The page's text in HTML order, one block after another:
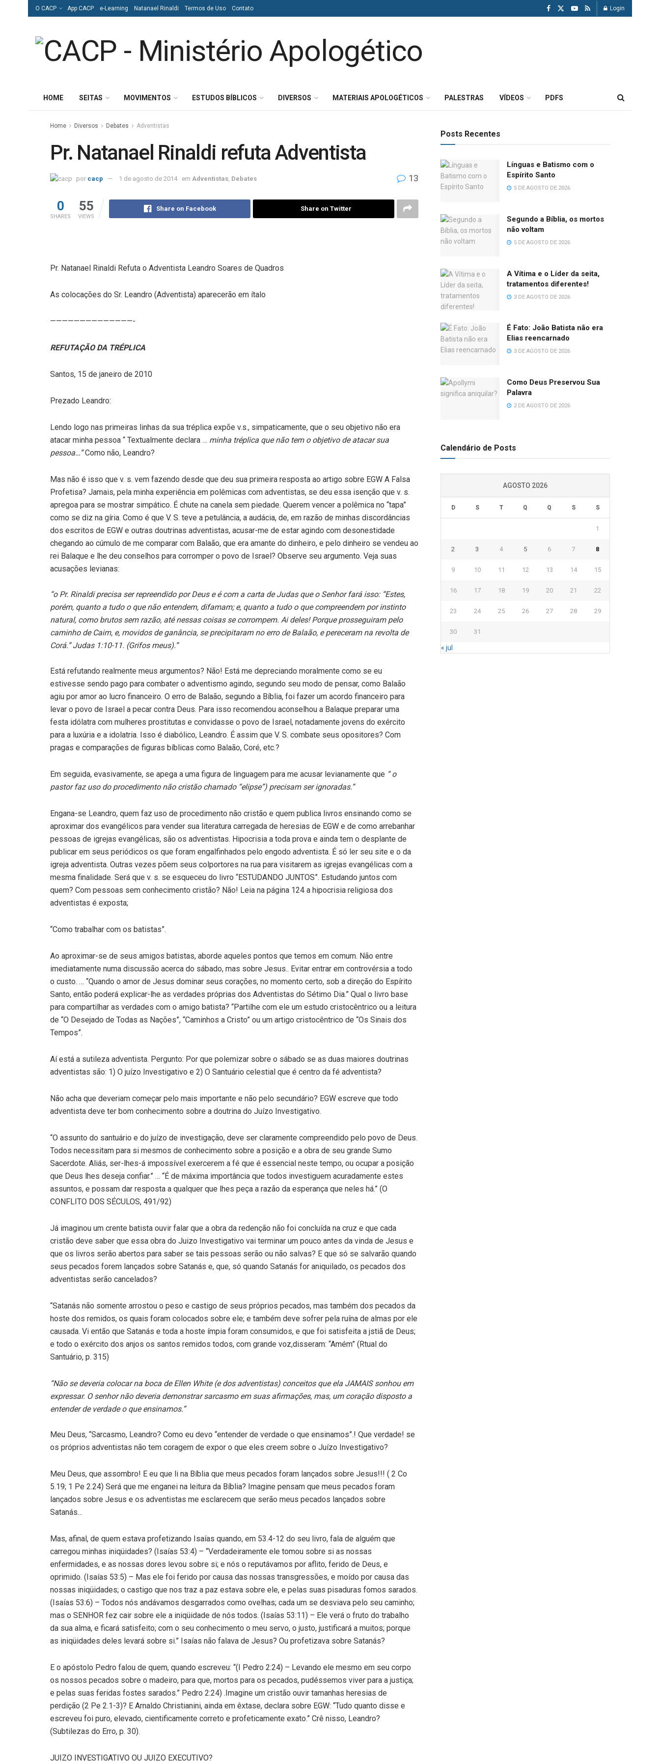
O CACP App CACP e-Learning Natanael Rinaldi Termos de Uso Contato Login
HOME SEITAS MOVIMENTOS ESTUDOS BÍBLICOS DIVERSOS MATERIAIS APOLOGÉTICOS PALESTRAS VÍDEOS PDFS
Home Diversos Debates Adventistas
Pr. Natanael Rinaldi refuta Adventista
por cacp 1 de agosto de 2014 em Adventistas Debates 13
0
SHARES
55
VIEWS
Share on Facebook Share on Twitter
Pr. Natanael Rinaldi Refuta o Adventista Leandro Soares de Quadros
As colocações do Sr. Leandro (Adventista) aparecerão em ítalo
——————————————-
REFUTAÇÃO DA TRÉPLICA
Santos, 15 de janeiro de 2010
Prezado Leandro:
Lendo logo nas primeiras linhas da sua tréplica expõe v.s., simpaticamente, que o seu objetivo não era
atacar minha pessoa “ Textualmente declara … minha tréplica que não tem o objetivo de atacar sua
pessoa…”Como não, Leandro?
Mas não é isso que v. s. vem fazendo desde que deu sua primeira resposta ao artigo sobre EGW A Falsa
Profetisa? Jamais, pela minha experiência em polêmicas com adventistas, se deu essa isenção que v. s.
apregoa para se mostrar simpático. É chute na canela sem piedade. Querem vencer a polêmica no “tapa”
como se diz na gíria. Como é que V. S. teve a petulância, a audácia, de, em razão de minhas discordâncias
dos escritos de EGW e outras doutrinas adventistas, acusar-me de estar agindo com desonestidade
chegando ao cúmulo de me comparar com Balaão, que era amante do dinheiro, e pelo dinheiro se vendeu ao
rei Balaque e lhe deu conselhos para corromper o povo de Israel? Observe seu argumento. Veja suas
acusações levianas:
“o Pr. Rinaldi precisa ser repreendido por Deus e é com a carta de Judas que o Senhor fará isso: “Estes,
porém, quanto a tudo o que não entendem, difamam; e, quanto a tudo o que compreendem por instinto
natural, como brutos sem razão, até nessas coisas se corrompem. Ai deles! Porque prosseguiram pelo
caminho de Caim, e, movidos de ganância, se precipitaram no erro de Balaão, e pereceram na revolta de
Corá.” Judas 1:10-11. (Grifos meus).”
Está refutando realmente meus argumentos? Não! Está me depreciando moralmente como se eu
estivesse sendo pago para combater o adventismo agindo, segundo seu modo de pensar, como Balaão
agiu por amor ao lucro financeiro. O erro de Balaão, segundo a Bíblia, foi fazer um acordo financeiro para
levar o povo de Israel a pecar contra Deus. Para isso recomendou aconselhou a Balaque preparar uma
festa idólatra com mulheres prostitutas e convidasse o povo de Israel, notadamente jovens do exército
para a luxúria e a idolatria. Isso é diabólico, Leandro. É assim que V. S. combate seus opositores? Com
pragas e comparações de figuras bíblicas como Balaão, Coré, etc.?
Em seguida, evasivamente, se apega a uma figura de linguagem para me acusar levianamente que “ o
pastor faz uso do procedimento não cristão chamado “elipse”) precisam ser ignoradas.”
Engana-se Leandro, quem faz uso de procedimento não cristão e quem publica livros ensinando como se
aproximar dos evangélicos para vender sua literatura carregada de heresias de EGW e de como arrebanhar
pessoas de igrejas evangélicas, são os adventistas. Hipocrisia a toda prova e ainda tem o desplante de
publicar em seus periódicos os que foram engalfinhados pelo engodo adventista. É só ler seu site e o da
igreja adventista. Outras vezes põem seus colportores na rua para visitarem as igrejas evangélicas com a
mesma finalidade. Será que v. s. se esqueceu do livro “ESTUDANDO JUNTOS”. Estudando juntos com
quem? Com pessoas sem conhecimento cristão? Não! Leia na página 124 a hipocrisia religiosa dos
adventistas é exposta;
“Como trabalhar com os batistas”.
Ao aproximar-se de seus amigos batistas, aborde aqueles pontos que temos em comum. Não entre
imediatamente numa discussão acerca do sábado, mas sobre Jesus.. Evitar entrar em controvérsia a todo
o custo. … “Quando o amor de Jesus dominar seus corações, no momento certo, sob a direção do Espírito
Santo, então poderá explicar-lhe as verdades próprias dos Adventistas do Sétimo Dia.” Qual o livro base
para compartilhar as verdades com o amigo batista? “Partilhe com ele um estudo cristocêntrico ou a leitura
de “O Desejado de Todas as Nações”, “Caminhos a Cristo” ou um artigo cristocêntrico de “Os Sinais dos
Tempos”.
Aí está a sutileza adventista. Pergunto: Por que polemizar sobre o sábado se as duas maiores doutrinas
adventistas são: 1) O juízo Investigativo e 2) O Santuário celestial que é centro da fé adventista?
Não acha que deveriam começar pelo mais importante e não pelo secundário? EGW escreve que todo
adventista deve ter bom conhecimento sobre a doutrina do Juízo Investigativo.
“O assunto do santuário e do juízo de investigação, deve ser claramente compreendido pelo povo de Deus.
Todos necessitam para si mesmos de conhecimento sobre a posição e a obra de seu grande Sumo
Sacerdote. Aliás, ser-lhes-á impossível exercerem a fé que é essencial neste tempo, ou ocupar a posição
que Deus lhes deseja confiar.” … “É de máxima importância que todos investiguem acuradamente estes
assuntos, e possam dar resposta a qualquer que lhes peça a razão da esperança que neles há.” (O
CONFLITO DOS SÉCULOS, 491/92)
Já imaginou um crente batista ouvir falar que a obra da redenção não foi concluída na cruz e que cada
cristão deve saber que essa obra do Juizo Investigativo vai terminar um pouco antes da vinda de Jesus e
que os livros serão abertos para saber se tais pessoas serão ou não salvas? E que só se salvarão quando
seus pecados forem lançados sobre Satanás e, que, só quando Satanás for aniquilado, os pecados dos
adventistas serão cancelados?
“Satanás não somente arrostou o peso e castigo de seus próprios pecados, mas também dos pecados da
hoste dos remidos, os quais foram colocados sobre ele; e também deve sofrer pela ruína de almas por ele
causada. Vi então que Satanás e toda a hoste ímpia foram consumidos, e que foi satisfeita a jstiã de Deus;
e todo o exército dos anjos os santos remidos todos, com grande voz,disseram: “Amém” (Rtual do
Santuário, p. 315)
“Não se deveria colocar na boca de Ellen White (e dos adventistas) conceitos que ela JAMAIS sonhou em
expressar. O senhor não deveria demonstrar sarcasmo em suas afirmações, mas, um coração disposto a
entender de verdade o que ensinamos.”
Meu Deus, “Sarcasmo, Leandro? Como eu devo “entender de verdade o que ensinamos”.! Que verdade! se
os próprios adventistas não tem coragem de expor o que eles creem sobre o Juízo Investigativo?
Meu Deus, que assombro! E eu que li na Bíblia que meus pecados foram lançados sobre Jesus!!! ( 2 Co
5.19; 1 Pe 2.24) Será que me enganei na leitura da Bíblia? Imagine pensam que meus pecados foram
lançados sobre Jesus e os adventistas me esclarecem que serão meus pecados lançados sobre
Satanás…
Mas, afinal, de quem estava profetizando Isaías quando, em 53.4-12 do seu livro, fala de alguém que
carregou minhas iniqüidades? (Isaías 53:4) – “Verdadeiramente ele tomou sobre si as nossas
enfermidades, e as nossas dores levou sobre si; e nós o reputávamos por aflito, ferido de Deus, e
oprimido. (Isaías 53:5) – Mas ele foi ferido por causa das nossas transgressões, e moído por causa das
nossas iniqüidades; o castigo que nos traz a paz estava sobre ele, e pelas suas pisaduras fomos sarados.
(Isaías 53:6) – Todos nós andávamos desgarrados como ovelhas; cada um se desviava pelo seu caminho;
mas o SENHOR fez cair sobre ele a iniqüidade de nós todos. (Isaías 53:11) – Ele verá o fruto do trabalho
da sua alma, e ficará satisfeito; com o seu conhecimento o meu servo, o justo, justificará a muitos; porque
as iniqüidades deles levará sobre si.” Isaías não falava de Jesus? Ou profetizava sobre Satanás?
E o apóstolo Pedro falou de quem, quando escreveu: “(I Pedro 2:24) – Levando ele mesmo em seu corpo
os nossos pecados sobre o madeiro, para que, mortos para os pecados, pudéssemos viver para a justiça;
e pelas suas feridas fostes sarados.” Pedro 2:24) .Imagine um cristão ouvir tamanhas heresias de
perdição (2 Pe 2.1-3)? E Arnaldo Christianini, ainda em êxtase, declara sobre EGW: “Tudo quanto disse e
escreveu foi puro, elevado, cientificamente correto e profeticamente exato.” Crê nisso, Leandro?
(Subtilezas do Erro, p. 30).
JUIZO INVESTIGATIVO OU JUIZO EXECUTIVO?
Posts Recentes
Línguas e Batismo com o
Espírito Santo
5 DE AGOSTO DE 2026
Segundo a Bíblia, os mortos
não voltam
5 DE AGOSTO DE 2026
A Vítima e o Líder da seita,
tratamentos diferentes!
3 DE AGOSTO DE 2026
É Fato: João Batista não era
Elias reencarnado
3 DE AGOSTO DE 2026
Como Deus Preservou Sua
Palavra
2 DE AGOSTO DE 2026
Calendário de Posts
AGOSTO 2026
D S T Q Q S S
1
2 3 4 5 6 7 8
9 10 11 12 13 14 15
16 17 18 19 20 21 22
23 24 25 26 27 28 29
30 31
« jul